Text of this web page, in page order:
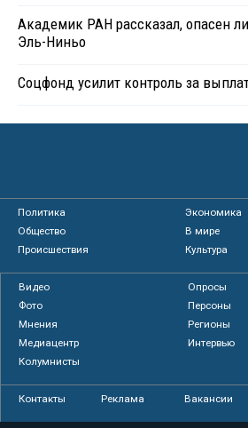
Академик РАН рассказал, опасен
Эль-Ниньо
Соцфонд усилит контроль за
Политика
Экономика
Общество
В мире
Происшествия
Культура
Видео
Опросы
Фото
Персоны
Мнения
Регионы
Медиацентр
Интервью
Колумнисты
Контакты Реклама Вакансии